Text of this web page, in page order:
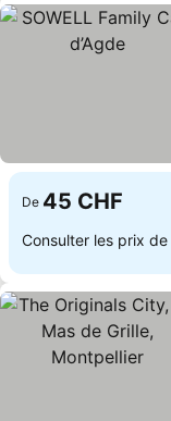
De 45 CHF
Consulter les prix de